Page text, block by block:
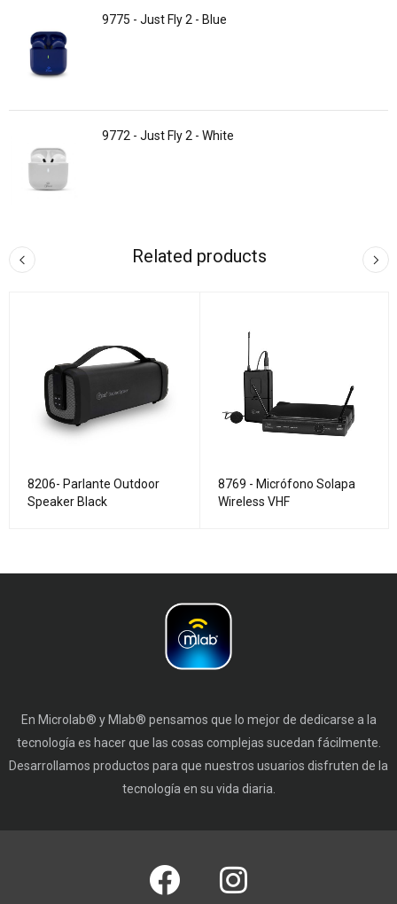
9775 - Just Fly 2 - Blue
9772 - Just Fly 2 - White
Related products
8206- Parlante Outdoor
Speaker Black
8769 - Micrófono Solapa
Wireless VHF
En Microlab® y Mlab® pensamos que lo mejor de dedicarse a la
tecnología es hacer que las cosas complejas sucedan fácilmente.
Desarrollamos productos para que nuestros usuarios disfruten de la
tecnología en su vida diaria.